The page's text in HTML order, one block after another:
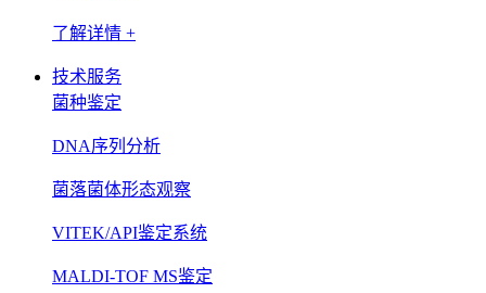
了解详情 +
技术服务
菌种鉴定
DNA序列分析
菌落菌体形态观察
VITEK/API鉴定系统
MALDI-TOF MS鉴定